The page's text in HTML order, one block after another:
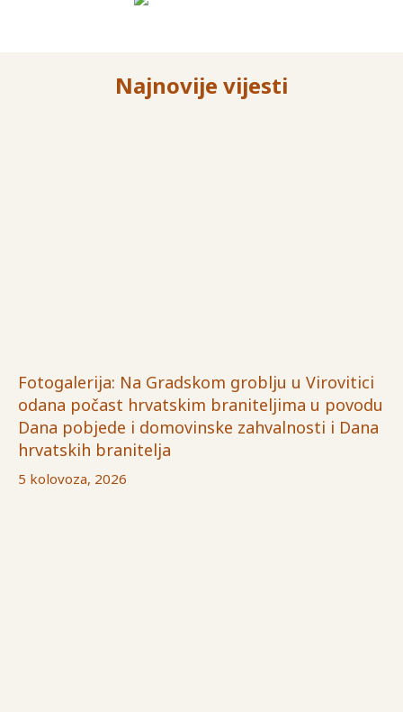
Najnovije vijesti
Fotogalerija: Na Gradskom groblju u Virovitici
odana počast hrvatskim braniteljima u povodu
Dana pobjede i domovinske zahvalnosti i Dana
hrvatskih branitelja
5 kolovoza, 2026